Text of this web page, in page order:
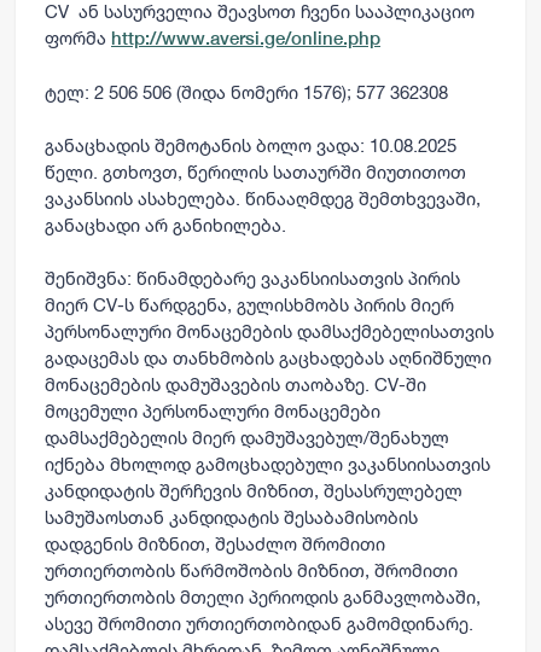
CV ან სასურველია შეავსოთ ჩვენი სააპლიკაციო
ფორმა http://www.aversi.ge/online.php
ტელ: 2 506 506 (შიდა ნომერი 1576); 577 362308
განაცხადის შემოტანის ბოლო ვადა: 10.08.2025
წელი. გთხოვთ, წერილის სათაურში მიუთითოთ
ვაკანსიის ასახელება. წინააღმდეგ შემთხვევაში,
განაცხადი არ განიხილება.
შენიშვნა: წინამდებარე ვაკანსიისათვის პირის
მიერ CV-ს წარდგენა, გულისხმობს პირის მიერ
პერსონალური მონაცემების დამსაქმებელისათვის
გადაცემას და თანხმობის გაცხადებას აღნიშნული
მონაცემების დამუშავების თაობაზე. CV-ში
მოცემული პერსონალური მონაცემები
დამსაქმებელის მიერ დამუშავებულ/შენახულ
იქნება მხოლოდ გამოცხადებული ვაკანსიისათვის
კანდიდატის შერჩევის მიზნით, შესასრულებელ
სამუშაოსთან კანდიდატის შესაბამისობის
დადგენის მიზნით, შესაძლო შრომითი
ურთიერთობის წარმოშობის მიზნით, შრომითი
ურთიერთობის მთელი პერიოდის განმავლობაში,
ასევე შრომითი ურთიერთობიდან გამომდინარე.